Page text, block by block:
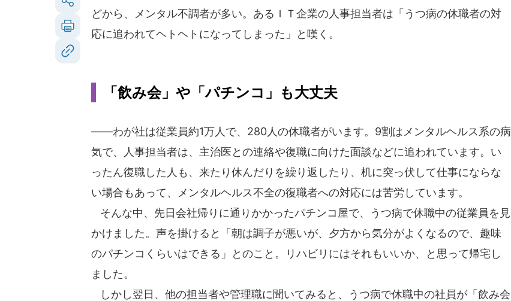
どから、メンタル不調者が多い。あるＩＴ企業の人事担当者は「うつ病の休職者の対
応に追われてヘトヘトになってしまった」と嘆く。
「飲み会」や「パチンコ」も大丈夫
――わが社は従業員約1万人で、280人の休職者がいます。9割はメンタルヘルス系の病
気で、人事担当者は、主治医との連絡や復職に向けた面談などに追われています。い
ったん復職した人も、来たり休んだりを繰り返したり、机に突っ伏して仕事にならな
い場合もあって、メンタルヘルス不全の復職者への対応には苦労しています。
そんな中、先日会社帰りに通りかかったパチンコ屋で、うつ病で休職中の従業員を見
かけました。声を掛けると「朝は調子が悪いが、夕方から気分がよくなるので、趣味
のパチンコくらいはできる」とのこと。リハビリにはそれもいいか、と思って帰宅し
ました。
しかし翌日、他の担当者や管理職に聞いてみると、うつ病で休職中の社員が「飲み会